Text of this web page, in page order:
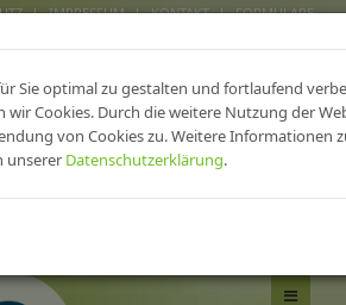
IMPRESSUM KONTAKT FORMULARE
fürs
zwei Welten,
Sie optimal zu gestalten und fortlaufend
wir Cookies. Durch die weitere Nutzung der
von Cookies zu. Weitere Informationen
unserer Datenschutzerklärung.